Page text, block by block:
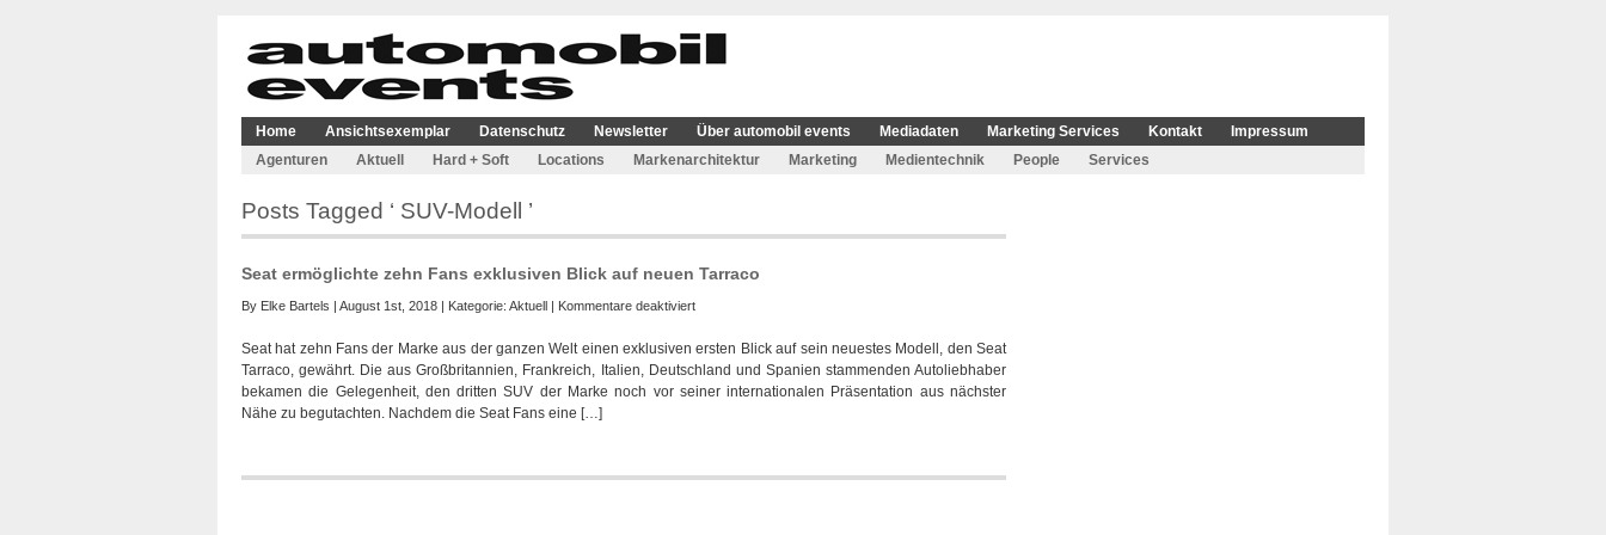
Home Ansichtsexemplar Datenschutz Newsletter Über automobil events Mediadaten Marketing Services Kontakt
Impressum
Agenturen
Aktuell Hard + Soft Locations Markenarchitektur Marketing Medientechnik People Services
Posts Tagged ‘ SUV-Modell ’
Seat ermöglichte zehn Fans exklusiven Blick auf neuen Tarraco
By Elke Bartels | August 1st, 2018 | Kategorie: Aktuell | Kommentare deaktiviertfür
ermöglichte
zehn
Fans
neuen
Seat hat zehn Fans der Marke aus der ganzen Welt einen exklusiven ersten Blick auf sein neuestes Modell, den Seat
Tarraco, gewährt. Die aus Großbritannien, Frankreich, Italien, Deutschland und Spanien stammenden Autoliebhaber
bekamen die Gelegenheit, den dritten SUV der Marke noch vor seiner internationalen Präsentation aus nächster
Nähe zu begutachten. Nachdem die Seat Fans eine […]